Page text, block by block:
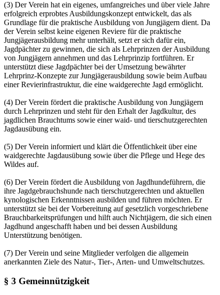
(3) Der Verein hat ein eigenes, umfangreiches und über viele Jahre
erfolgreich erprobtes Ausbildungskonzept entwickelt, das als
Grundlage für die praktische Ausbildung von Jungjägern dient. Da
der Verein selbst keine eigenen Reviere für die praktische
Jungjägerausbildung mehr unterhält, setzt er sich dafür ein,
Jagdpächter zu gewinnen, die sich als Lehrprinzen der Ausbildung
von Jungjägern annehmen und das Lehrprinzip fortführen. Er
unterstützt diese Jagdpächter bei der Umsetzung bewährter
Lehrprinz-Konzepte zur Jungjägerausbildung sowie beim Aufbau
einer Revierinfrastruktur, die eine waidgerechte Jagd ermöglicht.
(4) Der Verein fördert die praktische Ausbildung von Jungjägern
durch Lehrprinzen und steht für den Erhalt der Jagdkultur, des
jagdlichen Brauchtums sowie einer waid- und tierschutzgerechten
Jagdausübung ein.
(5) Der Verein informiert und klärt die Öffentlichkeit über eine
waidgerechte Jagdausübung sowie über die Pflege und Hege des
Wildes auf.
(6) Der Verein fördert die Ausbildung von Jagdhundeführern, die
ihre Jagdgebrauchshunde nach tierschutzgerechten und aktuellen
kynologischen Erkenntnissen ausbilden und führen möchten. Er
unterstützt sie bei der Vorbereitung auf gesetzlich vorgeschriebene
Brauchbarkeitsprüfungen und hilft auch Nichtjägern, die sich einen
Jagdhund angeschafft haben und bei dessen Ausbildung
Unterstützung benötigen.
(7) Der Verein und seine Mitglieder verfolgen die allgemein
anerkannten Ziele des Natur-, Tier-, Arten- und Umweltschutzes.
§ 3 Gemeinnützigkeit